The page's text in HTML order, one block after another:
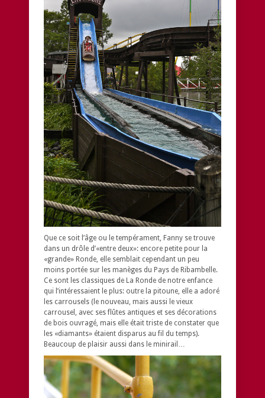
Que ce soit l’âge ou le tempérament, Fanny se trouve
dans un drôle d’«entre deux»: encore petite pour la
«grande» Ronde, elle semblait cependant un peu
moins portée sur les manèges du Pays de Ribambelle.
Ce sont les classiques de La Ronde de notre enfance
qui l’intéressaient le plus: outre la pitoune, elle a adoré
les carrousels (le nouveau, mais aussi le vieux
carrousel, avec ses flûtes antiques et ses décorations
de bois ouvragé, mais elle était triste de constater que
les «diamants» étaient disparus au fil du temps).
Beaucoup de plaisir aussi dans le minirail…